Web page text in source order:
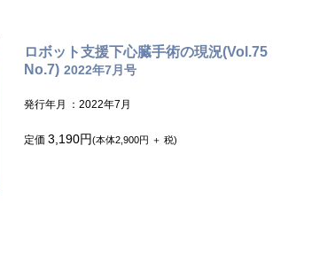
ロボット支援下心臓手術の現況(Vol.75
No.7) 2022年7月号
発行年月 ：2022年7月
定価 3,190円(本体2,900円 ＋ 税)